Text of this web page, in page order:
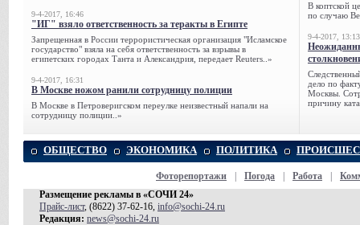
9-4-2017, 16:46
"ИГ" взяло ответственность за теракты в Египте
Запрещенная в России террористическая организация "Исламское
государство" взяла на себя ответственность за взрывы в
египетских городах Танта и Александрия, передает Reuters..»
9-4-2017, 16:31
В Москве ножом ранили сотрудницу полиции
В Москве в Петроверигском переулке неизвестный напали на
сотрудницу полиции..»
В коптской
по случаю
9-4-2017, 13:13
дело по
Москвы.
причину
ОБЩЕСТВО ЭКОНОМИКА ПОЛИТИКА
Фоторепортажи Погода Работа
Размещение рекламы в «СОЧИ 24»
Прайс-лист, (8622) 37-62-16, info@sochi-24.ru
Редакция: news@sochi-24.ru